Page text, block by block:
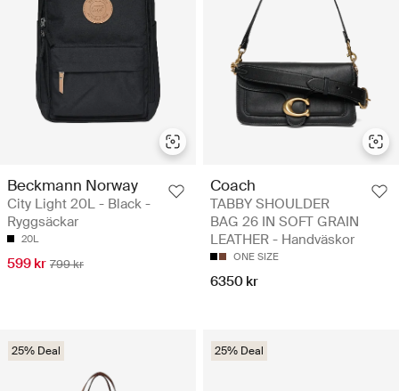
Beckmann Norway
City Light 20L - Black -
Ryggsäckar
20L
599 kr 799 kr
Coach
TABBY SHOULDER
BAG 26 IN SOFT GRAIN
LEATHER - Handväskor
ONE SIZE
6350 kr
25% Deal 25% Deal